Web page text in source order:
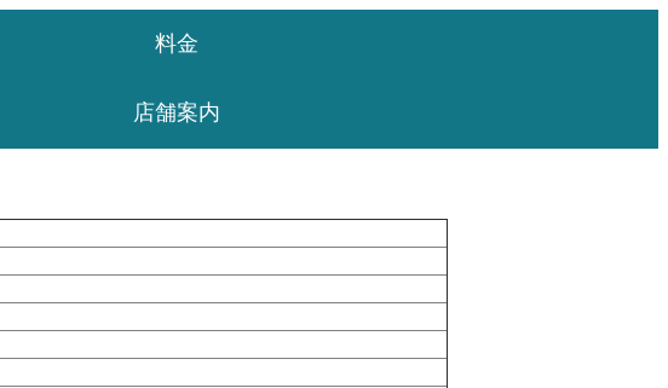
料金
店舗案内